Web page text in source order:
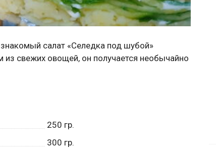
салат «Селедка под шубой»
свежих овощей, он получается необычайно
250 гр.
300 гр.